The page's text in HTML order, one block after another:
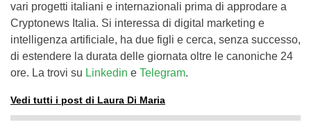
vari progetti italiani e internazionali prima di approdare a
Cryptonews Italia. Si interessa di digital marketing e
intelligenza artificiale, ha due figli e cerca, senza successo,
di estendere la durata delle giornata oltre le canoniche 24
ore. La trovi su Linkedin e Telegram.
Vedi tutti i post di Laura Di Maria